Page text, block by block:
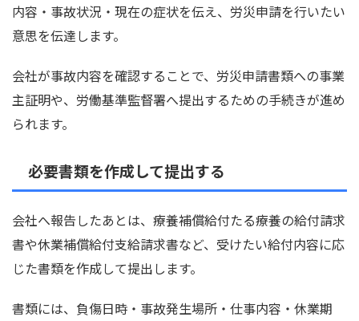
内容・事故状況・現在の症状を伝え、労災申請を行いたい
意思を伝達します。
会社が事故内容を確認することで、労災申請書類への事業
主証明や、労働基準監督署へ提出するための手続きが進め
られます。
必要書類を作成して提出する
会社へ報告したあとは、療養補償給付たる療養の給付請求
書や休業補償給付支給請求書など、受けたい給付内容に応
じた書類を作成して提出します。
書類には、負傷日時・事故発生場所・仕事内容・休業期